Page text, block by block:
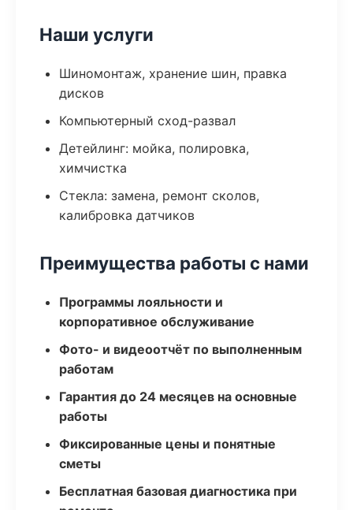
Наши услуги
Шиномонтаж, хранение шин, правка
дисков
Компьютерный сход-развал
Детейлинг: мойка, полировка,
химчистка
Стекла: замена, ремонт сколов,
калибровка датчиков
Преимущества работы с нами
Программы лояльности и
корпоративное обслуживание
Фото- и видеоотчёт по выполненным
работам
Гарантия до 24 месяцев на основные
работы
Фиксированные цены и понятные
сметы
Бесплатная базовая диагностика при